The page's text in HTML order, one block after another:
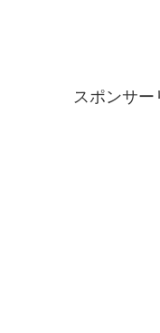
スポンサー